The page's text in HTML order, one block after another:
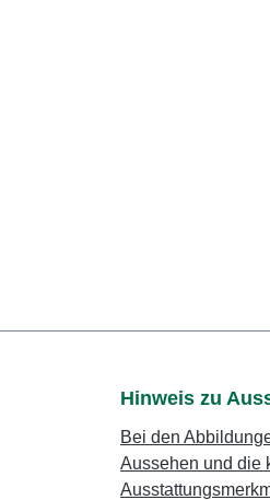
Hinweis zu
Bei den
Aussehen und die